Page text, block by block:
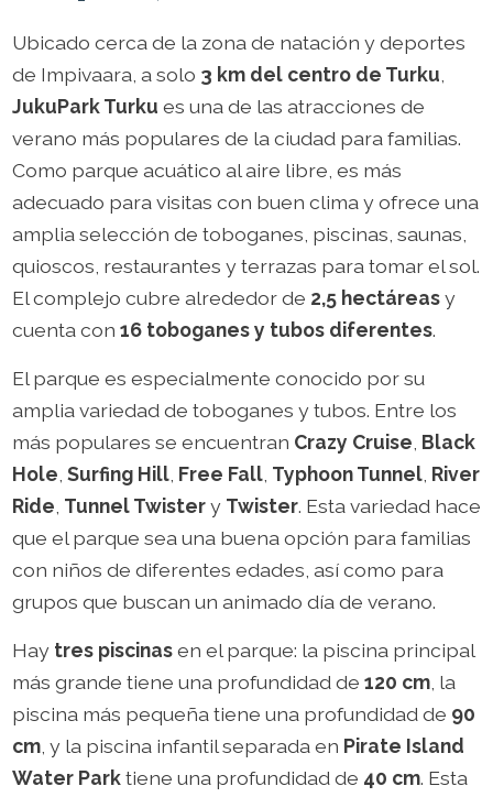
Ubicado cerca de la zona de natación y deportes
de Impivaara, a solo 3 km del centro de Turku,
JukuPark Turku es una de las atracciones de
verano más populares de la ciudad para familias.
Como parque acuático al aire libre, es más
adecuado para visitas con buen clima y ofrece una
amplia selección de toboganes, piscinas, saunas,
quioscos, restaurantes y terrazas para tomar el sol.
El complejo cubre alrededor de 2,5 hectáreasy
cuenta con 16 toboganes y tubos diferentes.
El parque es especialmente conocido por su
amplia variedad de toboganes y tubos. Entre los
más populares se encuentran Crazy Cruise, Black
Hole, Surfing Hill, Free Fall, Typhoon Tunnel, River
Ride, Tunnel Twistery Twister. Esta variedad hace
que el parque sea una buena opción para familias
con niños de diferentes edades, así como para
grupos que buscan un animado día de verano.
Hay tres piscinasen el parque: la piscina principal
más grande tiene una profundidad de 120 cm, la
piscina más pequeña tiene una profundidad de 90
cm, y la piscina infantil separada en Pirate Island
Water Parktiene una profundidad de 40 cm. Esta